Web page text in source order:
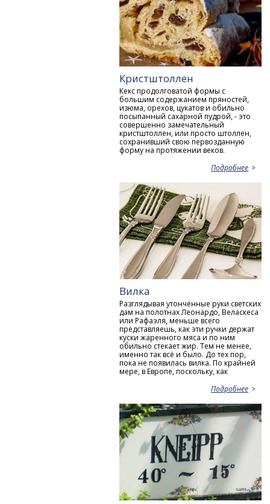
Кристштоллен
Кекс продолговатой формы с
большим содержанием пряностей,
изюма, орехов, цукатов и обильно
посыпанный сахарной пудрой, - это
совершенно замечательный
кристштоллен, или просто штоллен,
сохранивший свою первозданную
форму на протяжении веков.
Подробнее
Вилка
Разглядывая утончённые руки светских
дам на полотнах Леонардо, Веласкеса
или Рафаэля, меньше всего
представляешь, как эти ручки держат
куски жаренного мяса и по ним
обильно стекает жир. Тем не менее,
именно так всё и было. До тех пор,
пока не появилась вилка. По крайней
мере, в Европе, поскольку, как
Подробнее